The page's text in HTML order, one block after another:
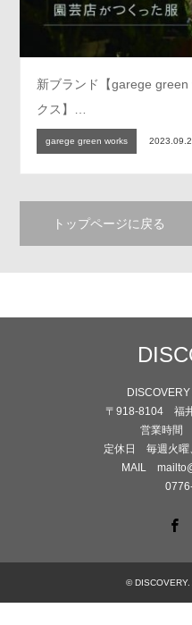
新ブランド【garege
クス】…
garege green works
トップページに戻る
〒918-8104 福
営業時間
定休日 毎週火曜
MAIL
© DISCOVERY.